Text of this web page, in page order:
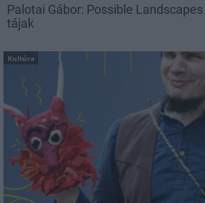
Palotai Gábor: Possible
tájak
Kultúra